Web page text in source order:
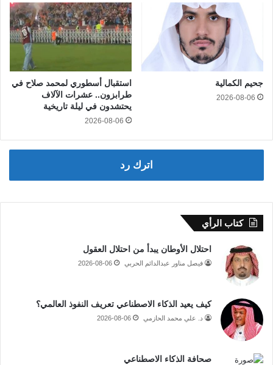
جحيم الكمالية
2026-08-06
استقبال أسطوري لمحمد صلاح في
طرابزون.. عشرات الآلاف
يحتشدون في ليلة تاريخية
2026-08-06
اترك رد
كتاب الرأي
احتلال الأوطان يبدأ من احتلال العقول
فيصل مناور عبدالدائم الحربي 2026-08-06
كيف يعيد الذكاء الاصطناعي تعريف النفوذ العالمي؟
د. علي محمد الحازمي 2026-08-06
صحافة الذكاء الاصطناعي